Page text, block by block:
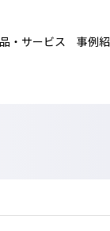
・サービス 事例